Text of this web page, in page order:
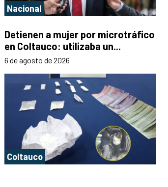
Nacional
Detienen a mujer por microtráfico
en Coltauco: utilizaba un...
6 de agosto de 2026
Coltauco